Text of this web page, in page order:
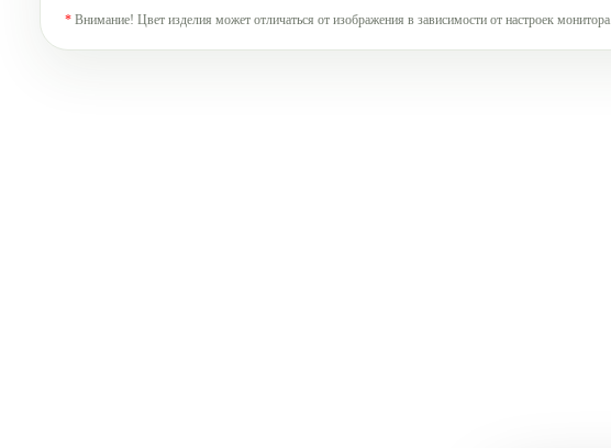
* Внимание! Цвет изделия может отличаться от изображения в зависимости от настроек монитора.